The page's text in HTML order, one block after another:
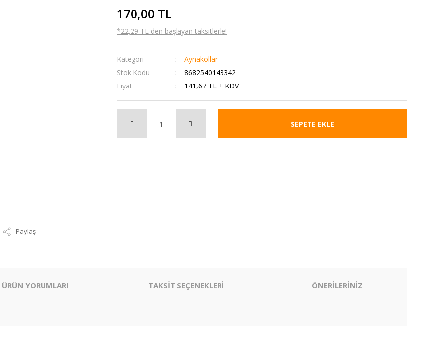
Paylaş
170,00 TL
*22,29 TL den başlayan taksitlerle!
Kategori
Aynakollar
Stok Kodu
8682540143342
Fiyat
141,67 TL + KDV
SEPETE EKLE
ÜRÜN YORUMLARI TAKSİT SEÇENEKLERİ ÖNERİLERİNİZ